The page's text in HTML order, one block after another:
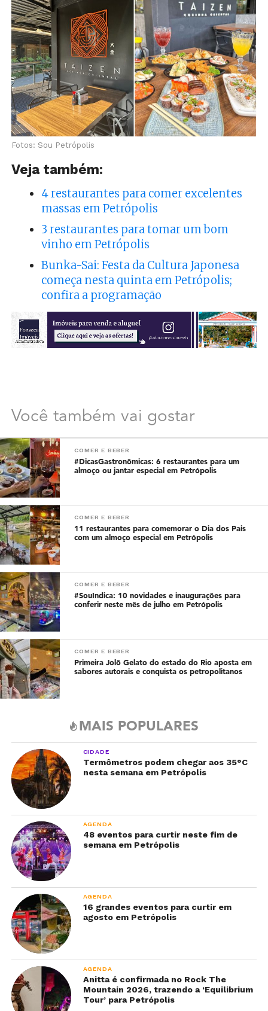
Fotos: Sou Petrópolis
Veja também:
4 restaurantes para comer excelentes
massas em Petrópolis
3 restaurantes para tomar um bom
vinho em Petrópolis
Bunka-Sai: Festa da Cultura Japonesa
começa nesta quinta em Petrópolis;
confira a programação
Você também vai gostar
COMER E BEBER
#DicasGastronômicas: 6 restaurantes para um
almoço ou jantar especial em Petrópolis
COMER E BEBER
11 restaurantes para comemorar o Dia dos Pais
com um almoço especial em Petrópolis
COMER E BEBER
#SouIndica: 10 novidades e inaugurações para
conferir neste mês de julho em Petrópolis
COMER E BEBER
Primeira Jolô Gelato do estado do Rio aposta em
sabores autorais e conquista os petropolitanos
MAIS POPULARES
CIDADE
Termômetros podem chegar aos 35°C
nesta semana em Petrópolis
AGENDA
48 eventos para curtir neste fim de
semana em Petrópolis
AGENDA
16 grandes eventos para curtir em
agosto em Petrópolis
AGENDA
Anitta é confirmada no Rock The
Mountain 2026, trazendo a ‘Equilibrium
Tour’ para Petrópolis